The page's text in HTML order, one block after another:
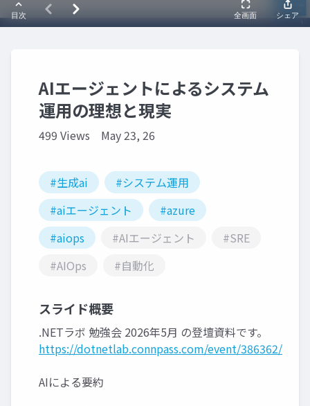
AIエージェントによるシステム
運用の理想と現実
499 Views May 23, 26
#生成ai
#システム運用
#aiエージェント
#azure
#aiops
#AIエージェント
#SRE
#AIOps
#自動化
スライド概要
.NETラボ 勉強会 2026年5月 の登壇資料です。
https://dotnetlab.connpass.com/event/386362/
AIによる要約